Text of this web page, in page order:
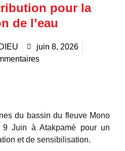
pour la
de l’eau
juin 8, 2026
du bassin du fleuve Mono
Juin à Atakpamé pour un
et de sensibilisation.